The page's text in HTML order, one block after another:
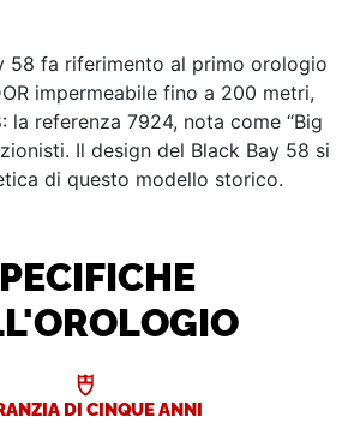
58 fa riferimento al primo orologio
impermeabile fino a 200 metri,
la referenza 7924, nota come “Big
Il design del Black Bay 58 si
di questo modello storico.
DI CINQUE ANNI